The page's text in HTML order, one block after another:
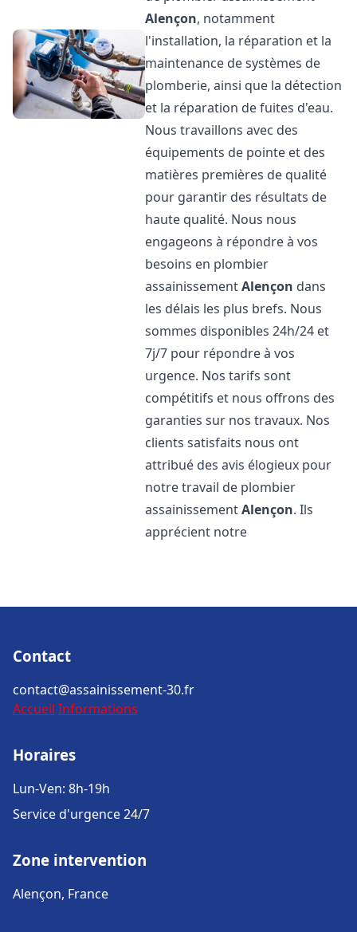
Alençon, notamment
l'installation, la réparation et la
maintenance de systèmes de
plomberie, ainsi que la détection
et la réparation de fuites d'eau.
Nous travaillons avec des
équipements de pointe et des
matières premières de qualité
pour garantir des résultats de
haute qualité. Nous nous
engageons à répondre à vos
besoins en plombier
assainissementAlençon dans
les délais les plus brefs. Nous
sommes disponibles 24h/24 et
7j/7 pour répondre à vos
urgence. Nos tarifs sont
compétitifs et nous offrons des
garanties sur nos travaux. Nos
clients satisfaits nous ont
attribué des avis élogieux pour
notre travail de plombier
assainissementAlençon. Ils
apprécient notre
Contact
contact@assainissement-30.fr
Accueil Informations
Horaires
Lun-Ven: 8h-19h
Service d'urgence 24/7
Zone intervention
Alençon, France